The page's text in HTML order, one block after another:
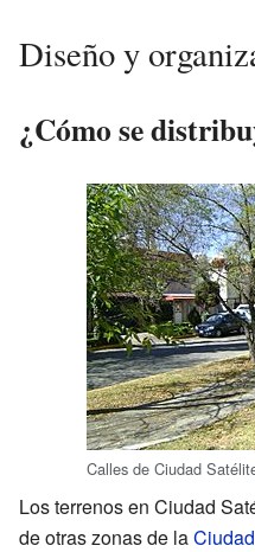
Diseño y
¿Cómo se
Calles de Ciudad
Los terrenos en Ciudad
de otras zonas de la